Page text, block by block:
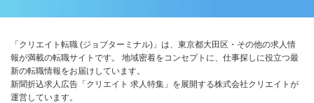
「クリエイト転職 (ジョブターミナル)」は、東京都大田区・その他の求人情
報が満載の転職サイトです。 地域密着をコンセプトに、仕事探しに役立つ最
新の転職情報をお届けしています。
新聞折込求人広告「クリエイト 求人特集」を展開する株式会社クリエイトが
運営しています。